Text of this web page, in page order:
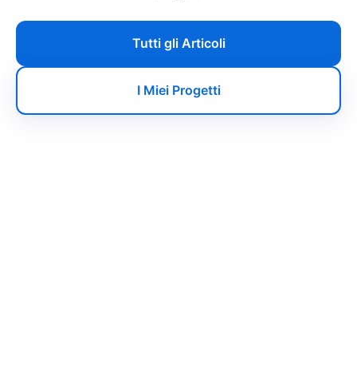
Tutti gli Articoli
I Miei Progetti